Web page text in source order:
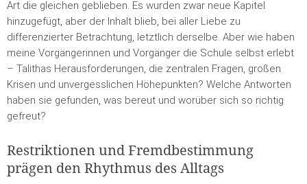
Art die gleichen geblieben. Es wurden zwar neue Kapitel
hinzugefügt, aber der Inhalt blieb, bei aller Liebe zu
differenzierter Betrachtung, letztlich derselbe. Aber wie haben
meine Vorgängerinnen und Vorgänger die Schule selbst erlebt
– Talithas Herausforderungen, die zentralen Fragen, großen
Krisen und unvergesslichen Höhepunkten? Welche Antworten
haben sie gefunden, was bereut und worüber sich so richtig
gefreut?
Restriktionen und Fremdbestimmung
prägen den Rhythmus des Alltags